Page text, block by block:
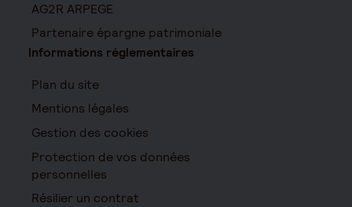
AG2R ARPEGE
Partenaire épargne patrimoniale
Informations réglementaires
Plan du site
Mentions légales
Gestion des cookies
Protection de vos données
personnelles
Résilier un contrat